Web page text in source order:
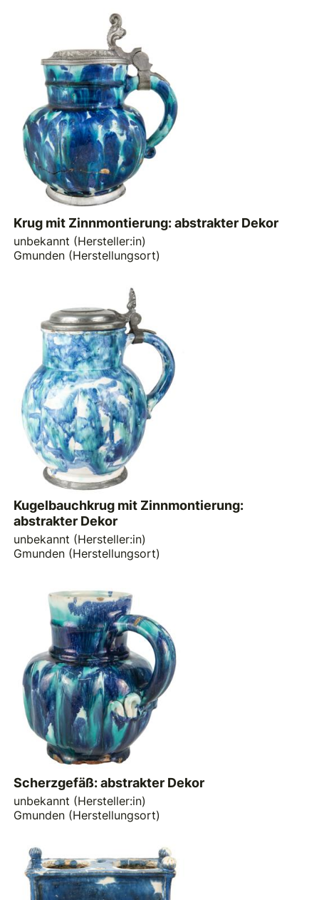
Krug mit Zinnmontierung: abstrakter Dekor
unbekannt (Hersteller:in)
Gmunden (Herstellungsort)
Kugelbauchkrug mit Zinnmontierung:
abstrakter Dekor
unbekannt (Hersteller:in)
Gmunden (Herstellungsort)
Scherzgefäß: abstrakter Dekor
unbekannt (Hersteller:in)
Gmunden (Herstellungsort)